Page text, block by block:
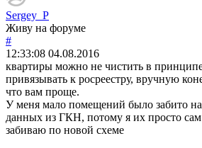
Sergey_P
Живу на форуме
#
12:33:08 04.08.2016
квартиры можно не чистить в
привязывать к росреестру, вручную
что вам проще.
У меня мало помещений было забито
данных из ГКН, потому я их просто
забиваю по новой схеме